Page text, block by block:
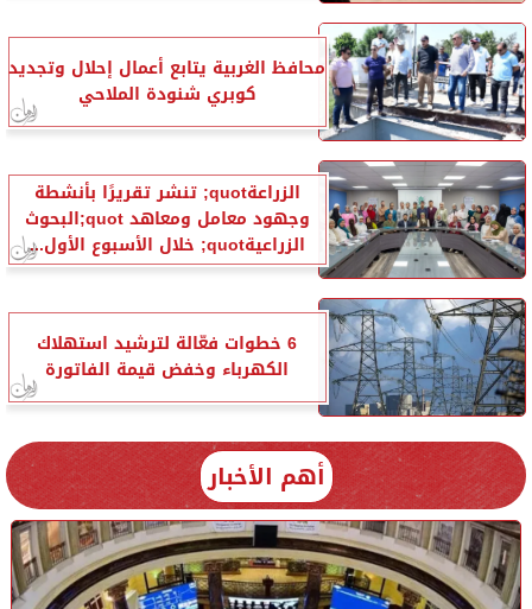
محافظ الغربية يتابع أعمال إحلال وتجديد
كوبري شنودة الملاحي
الزراعةquot; تنشر تقريرًا بأنشطة
وجهود معامل ومعاهد quot;البحوث
الزراعيةquot; خلال الأسبوع الأول...
6 خطوات فعّالة لترشيد استهلاك
الكهرباء وخفض قيمة الفاتورة
أهم الأخبار